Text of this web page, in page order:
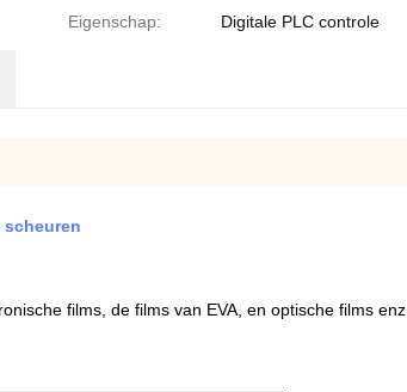
Eigenschap: Digitale PLC controle
scheuren
films, de films van EVA, en optische films enz.